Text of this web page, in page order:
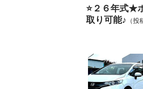
⭐２６年式★
取り可能♪ （投